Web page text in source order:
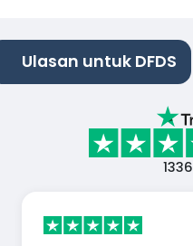
Ulasan untuk DFDS
1336